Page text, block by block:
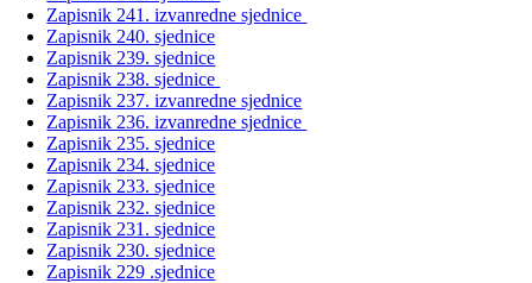
Zapisnik 241. izvanredne sjednice
Zapisnik 240. sjednice
Zapisnik 239. sjednice
Zapisnik 238. sjednice
Zapisnik 237. izvanredne sjednice
Zapisnik 236. izvanredne sjednice
Zapisnik 235. sjednice
Zapisnik 234. sjednice
Zapisnik 233. sjednice
Zapisnik 232. sjednice
Zapisnik 231. sjednice
Zapisnik 230. sjednice
Zapisnik 229 .sjednice